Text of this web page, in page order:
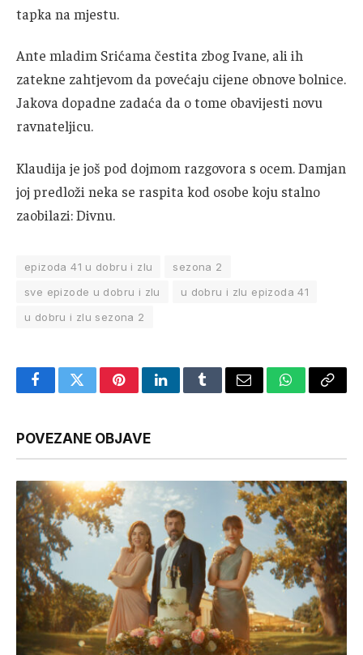
tapka na mjestu.
Ante mladim Srićama čestita zbog Ivane, ali ih
zatekne zahtjevom da povećaju cijene obnove bolnice.
Jakova dopadne zadaća da o tome obavijesti novu
ravnateljicu.
Klaudija je još pod dojmom razgovora s ocem. Damjan
joj predloži neka se raspita kod osobe koju stalno
zaobilazi: Divnu.
epizoda 41 u dobru i zlu
sezona 2
sve epizode u dobru i zlu
u dobru i zlu epizoda 41
u dobru i zlu sezona 2
FacebookTwitterPinterestLinkedInTumblrEmail WhatsApp
Copy
POVEZANE OBJAVE